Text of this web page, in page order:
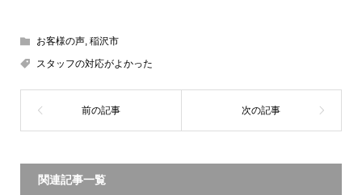
お客様の声, 稲沢市
スタッフの対応がよかった
関連記事一覧